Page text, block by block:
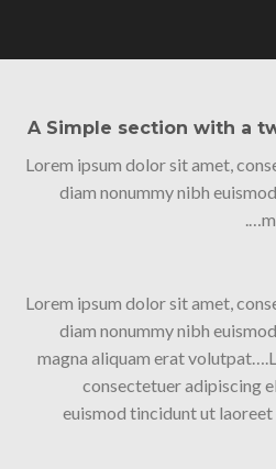
A Simple section with a
Lorem ipsum dolor sit amet,
diam nonummy nibh
Lorem ipsum dolor sit amet,
diam nonummy nibh
magna aliquam erat
consectetuer adipiscing
euismod tincidunt ut